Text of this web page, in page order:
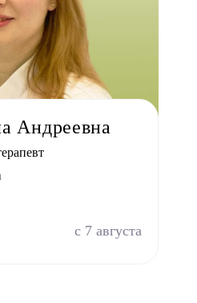
Коммунарка
Некрасовка
Новокосино
Андреевна
с 7 августа